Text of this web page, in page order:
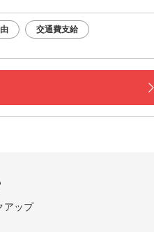
交通費支給
アップ